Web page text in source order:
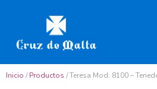
Inicio /Productos / Teresa Mod. 8100 –